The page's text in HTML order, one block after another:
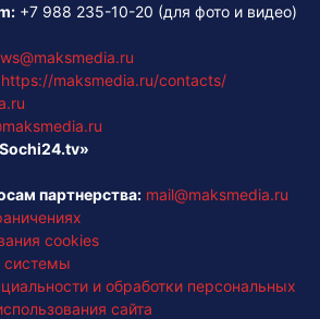
+7 988 235-10-20 (для фото и видео)
https://maksmedia.ru/contacts/
партнерства: mail@maksmedia.ru
cookies
системы
и обработки персональных
сайта